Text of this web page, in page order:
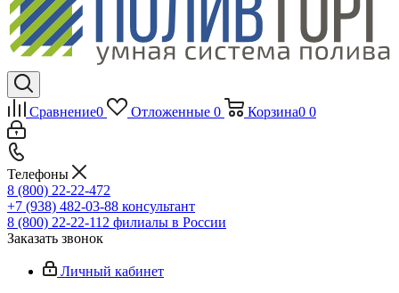
Сравнение0 Отложенные 0 Корзина0 0
Телефоны
8 (800) 22-22-472
+7 (938) 482-03-88 консультант
8 (800) 22-22-112 филиалы в России
Заказать звонок
Личный кабинет